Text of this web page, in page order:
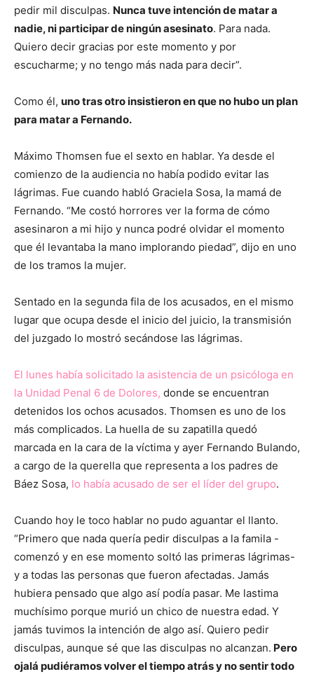
pedir mil disculpas. Nunca tuve intención de matar a
nadie, ni participar de ningún asesinato. Para nada.
Quiero decir gracias por este momento y por
escucharme; y no tengo más nada para decir”.
Como él, uno tras otro insistieron en que no hubo un plan
para matar a Fernando.
Máximo Thomsen fue el sexto en hablar. Ya desde el
comienzo de la audiencia no había podido evitar las
lágrimas. Fue cuando habló Graciela Sosa, la mamá de
Fernando. “Me costó horrores ver la forma de cómo
asesinaron a mi hijo y nunca podré olvidar el momento
que él levantaba la mano implorando piedad”, dijo en uno
de los tramos la mujer.
Sentado en la segunda fila de los acusados, en el mismo
lugar que ocupa desde el inicio del juicio, la transmisión
del juzgado lo mostró secándose las lágrimas.
El lunes había solicitado la asistencia de un psicóloga en
la Unidad Penal 6 de Dolores, donde se encuentran
detenidos los ochos acusados. Thomsen es uno de los
más complicados. La huella de su zapatilla quedó
marcada en la cara de la víctima y ayer Fernando Bulando,
a cargo de la querella que representa a los padres de
Báez Sosa, lo había acusado de ser el líder del grupo.
Cuando hoy le toco hablar no pudo aguantar el llanto.
“Primero que nada quería pedir disculpas a la famila -
comenzó y en ese momento soltó las primeras lágrimas-
y a todas las personas que fueron afectadas. Jamás
hubiera pensado que algo así podía pasar. Me lastima
muchísimo porque murió un chico de nuestra edad. Y
jamás tuvimos la intención de algo así. Quiero pedir
disculpas, aunque sé que las disculpas no alcanzan. Pero
ojalá pudiéramos volver el tiempo atrás y no sentir todo